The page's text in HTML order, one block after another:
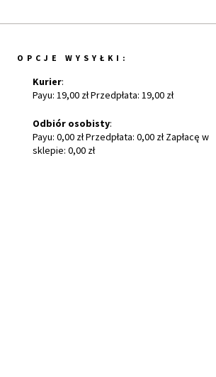
OPCJE WYSYŁKI:
Kurier:
Payu: 19,00 zł Przedpłata: 19,00 zł
Odbiór osobisty:
Payu: 0,00 zł Przedpłata: 0,00 zł Zapłacę w
sklepie: 0,00 zł